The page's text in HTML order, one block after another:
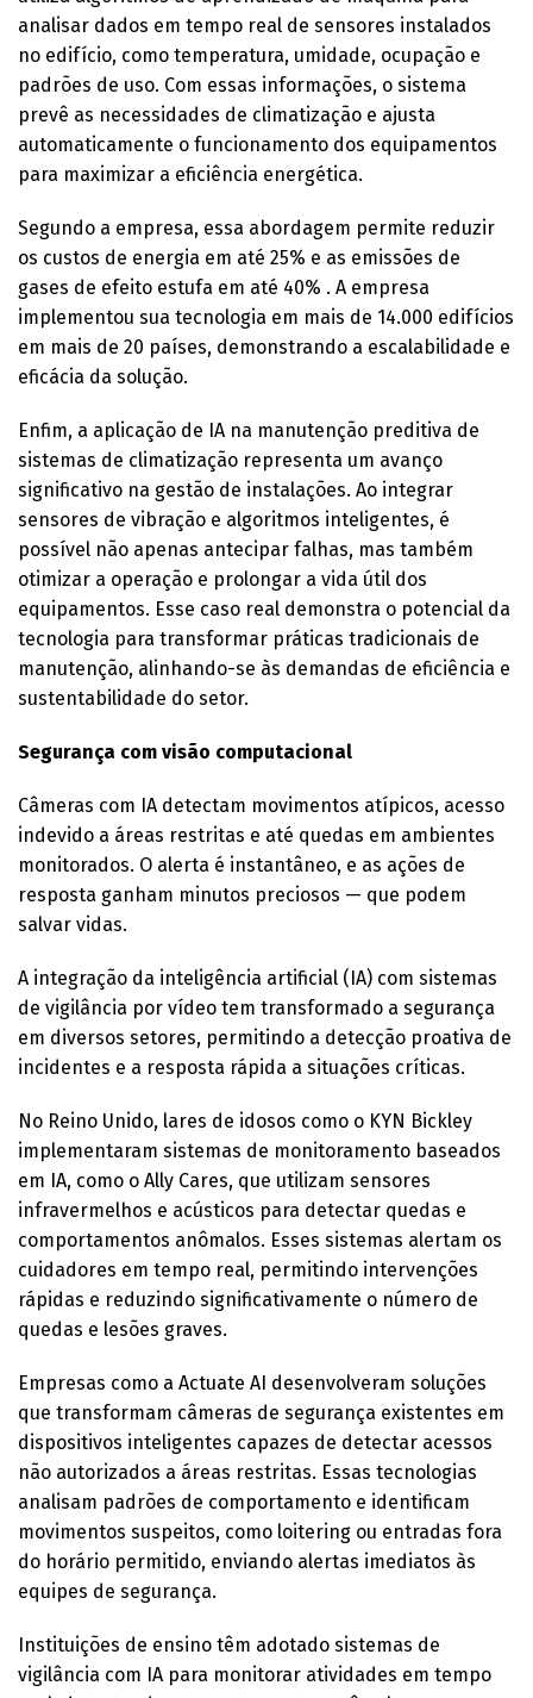
analisar dados em tempo real de sensores instalados
no edifício, como temperatura, umidade, ocupação e
padrões de uso. Com essas informações, o sistema
prevê as necessidades de climatização e ajusta
automaticamente o funcionamento dos equipamentos
para maximizar a eficiência energética.
Segundo a empresa, essa abordagem permite reduzir
os custos de energia em até 25% e as emissões de
gases de efeito estufa em até 40% . A empresa
implementou sua tecnologia em mais de 14.000 edifícios
em mais de 20 países, demonstrando a escalabilidade e
eficácia da solução.
Enfim, a aplicação de IA na manutenção preditiva de
sistemas de climatização representa um avanço
significativo na gestão de instalações. Ao integrar
sensores de vibração e algoritmos inteligentes, é
possível não apenas antecipar falhas, mas também
otimizar a operação e prolongar a vida útil dos
equipamentos. Esse caso real demonstra o potencial da
tecnologia para transformar práticas tradicionais de
manutenção, alinhando-se às demandas de eficiência e
sustentabilidade do setor.
Segurança com visão computacional
Câmeras com IA detectam movimentos atípicos, acesso
indevido a áreas restritas e até quedas em ambientes
monitorados. O alerta é instantâneo, e as ações de
resposta ganham minutos preciosos — que podem
salvar vidas.
A integração da inteligência artificial (IA) com sistemas
de vigilância por vídeo tem transformado a segurança
em diversos setores, permitindo a detecção proativa de
incidentes e a resposta rápida a situações críticas.
No Reino Unido, lares de idosos como o KYN Bickley
implementaram sistemas de monitoramento baseados
em IA, como o Ally Cares, que utilizam sensores
infravermelhos e acústicos para detectar quedas e
comportamentos anômalos. Esses sistemas alertam os
cuidadores em tempo real, permitindo intervenções
rápidas e reduzindo significativamente o número de
quedas e lesões graves.
Empresas como a Actuate AI desenvolveram soluções
que transformam câmeras de segurança existentes em
dispositivos inteligentes capazes de detectar acessos
não autorizados a áreas restritas. Essas tecnologias
analisam padrões de comportamento e identificam
movimentos suspeitos, como loitering ou entradas fora
do horário permitido, enviando alertas imediatos às
equipes de segurança.
Instituições de ensino têm adotado sistemas de
vigilância com IA para monitorar atividades em tempo